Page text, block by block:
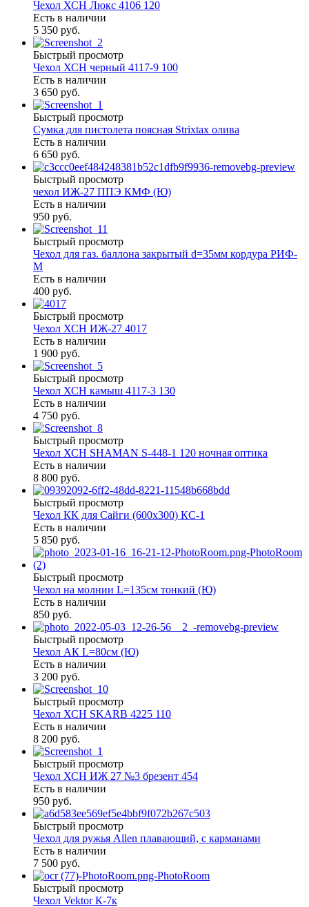
Чехол ХСН Люкс 4106 120
Есть в наличии
5 350 руб.
Быстрый просмотр
Чехол ХСН черный 4117-9 100
Есть в наличии
3 650 руб.
Быстрый просмотр
Сумка для пистолета поясная Strixtax олива
Есть в наличии
6 650 руб.
Быстрый просмотр
чехол ИЖ-27 ППЭ КМФ (Ю)
Есть в наличии
950 руб.
Быстрый просмотр
Чехол для газ. баллона закрытый d=35мм кордура РИФ-
М
Есть в наличии
400 руб.
Быстрый просмотр
Чехол ХСН ИЖ-27 4017
Есть в наличии
1 900 руб.
Быстрый просмотр
Чехол ХСН камыш 4117-3 130
Есть в наличии
4 750 руб.
Быстрый просмотр
Чехол ХСН SHAMAN S-448-1 120 ночная оптика
Есть в наличии
8 800 руб.
Быстрый просмотр
Чехол КК для Сайги (600х300) КС-1
Есть в наличии
5 850 руб.
Быстрый просмотр
Чехол на молнии L=135см тонкий (Ю)
Есть в наличии
850 руб.
Быстрый просмотр
Чехол АК L=80см (Ю)
Есть в наличии
3 200 руб.
Быстрый просмотр
Чехол ХСН SKARB 4225 110
Есть в наличии
8 200 руб.
Быстрый просмотр
Чехол ХСН ИЖ 27 №3 брезент 454
Есть в наличии
950 руб.
Быстрый просмотр
Чехол для ружья Allen плавающий, с карманами
Есть в наличии
7 500 руб.
Быстрый просмотр
Чехол Vektor К-7к